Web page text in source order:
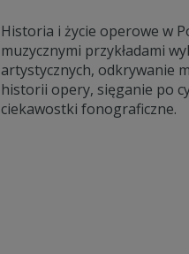
Historia i życie operowe w
muzycznymi przykładami
artystycznych, odkrywanie
historii opery, sięganie po
ciekawostki fonograficzne.